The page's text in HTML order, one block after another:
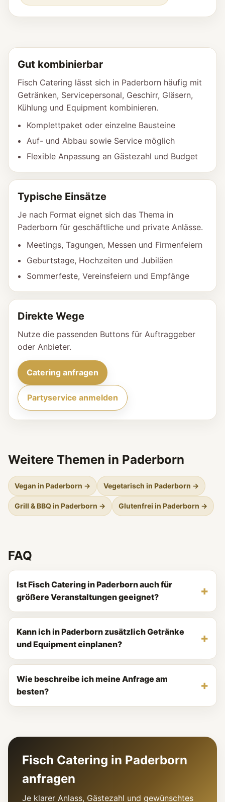
Gut kombinierbar
Fisch Catering lässt sich in Paderborn häufig mit
Getränken, Servicepersonal, Geschirr, Gläsern,
Kühlung und Equipment kombinieren.
Komplettpaket oder einzelne Bausteine
Auf- und Abbau sowie Service möglich
Flexible Anpassung an Gästezahl und Budget
Typische Einsätze
Je nach Format eignet sich das Thema in
Paderborn für geschäftliche und private Anlässe.
Meetings, Tagungen, Messen und Firmenfeiern
Geburtstage, Hochzeiten und Jubiläen
Sommerfeste, Vereinsfeiern und Empfänge
Direkte Wege
Nutze die passenden Buttons für Auftraggeber
oder Anbieter.
Catering anfragen
Partyservice anmelden
Weitere Themen in Paderborn
Vegan in Paderborn → Vegetarisch in Paderborn →
Grill & BBQ in Paderborn → Glutenfrei in Paderborn →
FAQ
Ist Fisch Catering in Paderborn auch für
größere Veranstaltungen geeignet?
Kann ich in Paderborn zusätzlich Getränke
und Equipment einplanen?
Wie beschreibe ich meine Anfrage am
besten?
Fisch Catering in Paderborn
anfragen
Je klarer Anlass, Gästezahl und gewünschtes